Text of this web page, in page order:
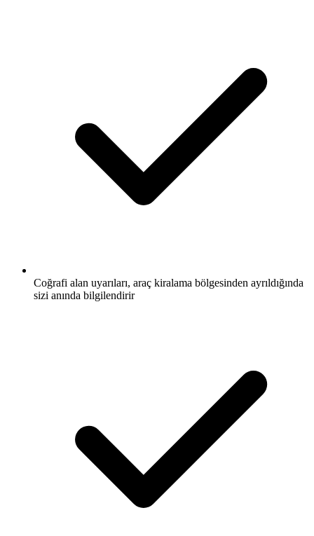
Coğrafi alan uyarıları, araç kiralama bölgesinden ayrıldığında
sizi anında bilgilendirir